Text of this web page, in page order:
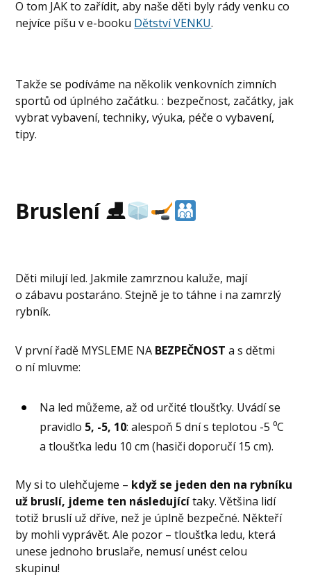
O tom JAK to zařídit, aby naše děti byly rády venku co
nejvíce píšu v e-booku Dětství VENKU.
Takže se podíváme na několik venkovních zimních
sportů od úplného začátku. : bezpečnost, začátky, jak
vybrat vybavení, techniky, výuka, péče o vybavení,
tipy.
Bruslení ⛸
Děti milují led. Jakmile zamrznou kaluže, mají
o zábavu postaráno. Stejně je to táhne i na zamrzlý
rybník.
V první řadě MYSLEME NA BEZPEČNOST a s dětmi
o ní mluvme:
Na led můžeme, až od určité tloušťky. Uvádí se
pravidlo 5, -5, 10: alespoň 5 dní s teplotou -5 ⁰C
a tloušťka ledu 10 cm (hasiči doporučí 15 cm).
My si to ulehčujeme – když se jeden den na rybníku
už bruslí, jdeme ten následujícítaky. Většina lidí
totiž bruslí už dříve, než je úplně bezpečné. Někteří
by mohli vyprávět. Ale pozor – tloušťka ledu, která
unese jednoho bruslaře, nemusí unést celou
skupinu!